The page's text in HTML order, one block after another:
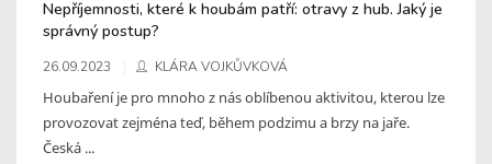
Nepříjemnosti, které k houbám patří: otravy z hub. Jaký je
správný postup?
26.09.2023 KLÁRA VOJKŮVKOVÁ
Houbaření je pro mnoho z nás oblíbenou aktivitou, kterou lze
provozovat zejména teď, během podzimu a brzy na jaře.
Česká ...